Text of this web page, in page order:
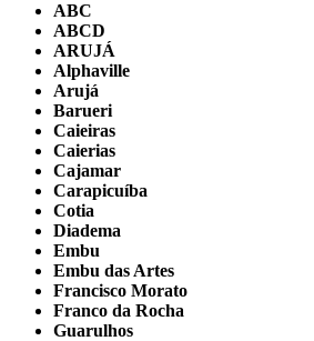
ABC
ABCD
ARUJÁ
Alphaville
Arujá
Barueri
Caieiras
Caierias
Cajamar
Carapicuíba
Cotia
Diadema
Embu
Embu das Artes
Francisco Morato
Franco da Rocha
Guarulhos